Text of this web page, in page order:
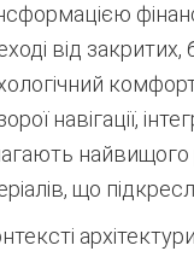
від
навігації,
найвищого
що